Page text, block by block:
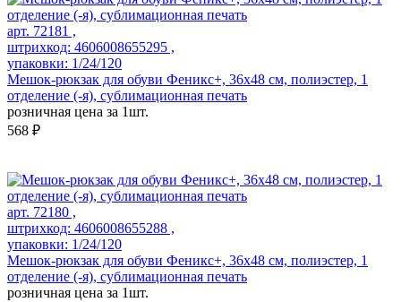
арт. 72181 ,
штрихкод: 4606008655295 ,
упаковки: 1/24/120
Мешок-рюкзак для обуви Феникс+, 36х48 см, полиэстер, 1
отделение (-я), сублимационная печать
розничная цена за 1шт.
568 ₽
арт. 72180 ,
штрихкод: 4606008655288 ,
упаковки: 1/24/120
Мешок-рюкзак для обуви Феникс+, 36х48 см, полиэстер, 1
отделение (-я), сублимационная печать
розничная цена за 1шт.